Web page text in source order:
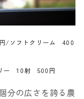
/ソフトクリーム 400
ー 10射 500円
分の広さを誇る農